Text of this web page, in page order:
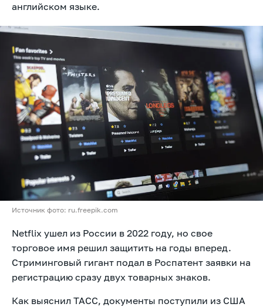
английском языке.
Источник фото: ru.freepik.com
Netflix ушел из России в 2022 году, но свое
торговое имя решил защитить на годы вперед.
Стриминговый гигант подал в Роспатент заявки на
регистрацию сразу двух товарных знаков.
Как выяснил ТАСС, документы поступили из США